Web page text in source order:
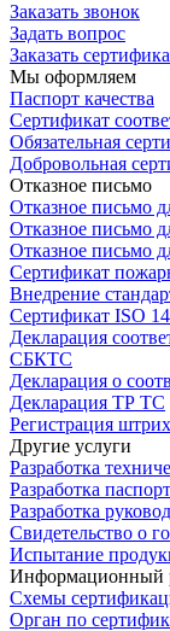
Заказать звонок
Задать вопрос
Заказать
Мы оформляем
Паспорт качества
Сертификат
Обязательная
Добровольная
Отказное письмо
Отказное письмо
Отказное письмо
Отказное письмо
Сертификат
Внедрение
Сертификат ISO
Декларация
СБКТС
Декларация о
Декларация ТР ТС
Регистрация
Другие услуги
Разработка
Разработка
Разработка
Свидетельство о
Испытание
Информационный
Схемы
Орган по